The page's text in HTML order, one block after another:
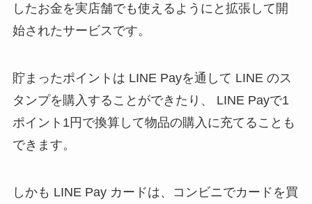
したお金を実店舗でも使えるようにと拡張して開
始されたサービスです。
貯まったポイントは LINE Payを通して LINE のス
タンプを購入することができたり、 LINE Payで1
ポイント1円で換算して物品の購入に充てることも
できます。
しかも LINE Pay カードは、コンビニでカードを買